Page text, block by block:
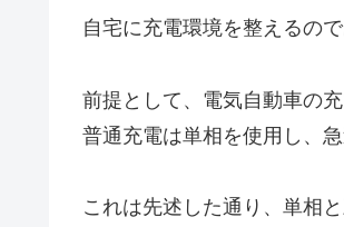
自宅に充電環境を整えるの
前提として、電気自動車の
普通充電は単相を使用し、
これは先述した通り、単相